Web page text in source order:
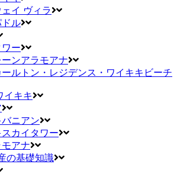
イ ヴィラ
ドル
ー
ンアラモアナ
ールトン・レジデンス・ワイキキビーチ
イキキ
ニアン
カイタワー
アナ
の基礎知識